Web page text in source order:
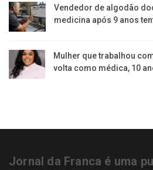
Vendedor de algodão
medicina após 9 anos
Mulher que trabalhou
volta como médica, 10
Jornal da Franca é uma